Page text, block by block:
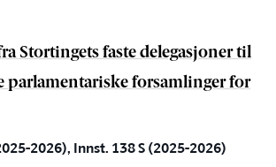
Stortingets faste delegasjoner til
parlamentariske forsamlinger for
2026), Innst. 138 S (2025-2026)